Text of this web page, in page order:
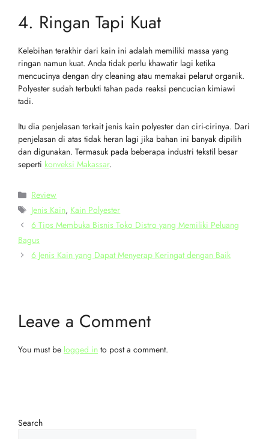
4. Ringan Tapi Kuat
Kelebihan terakhir dari kain ini adalah memiliki massa yang
ringan namun kuat. Anda tidak perlu khawatir lagi ketika
mencucinya dengan dry cleaning atau memakai pelarut organik.
Polyester sudah terbukti tahan pada reaksi pencucian kimiawi
tadi.
Itu dia penjelasan terkait jenis kain polyester dan ciri-cirinya. Dari
penjelasan di atas tidak heran lagi jika bahan ini banyak dipilih
dan digunakan. Termasuk pada beberapa industri tekstil besar
seperti konveksi Makassar.
Review
Jenis Kain, Kain Polyester
6 Tips Membuka Bisnis Toko Distro yang Memiliki Peluang
Bagus
6 Jenis Kain yang Dapat Menyerap Keringat dengan Baik
Leave a Comment
You must be logged in to post a comment.
Search